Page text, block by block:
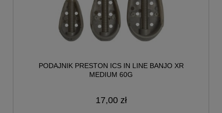
PODAJNIK PRESTON ICS IN LINE BANJO XR
MEDIUM 60G
17,00 zł